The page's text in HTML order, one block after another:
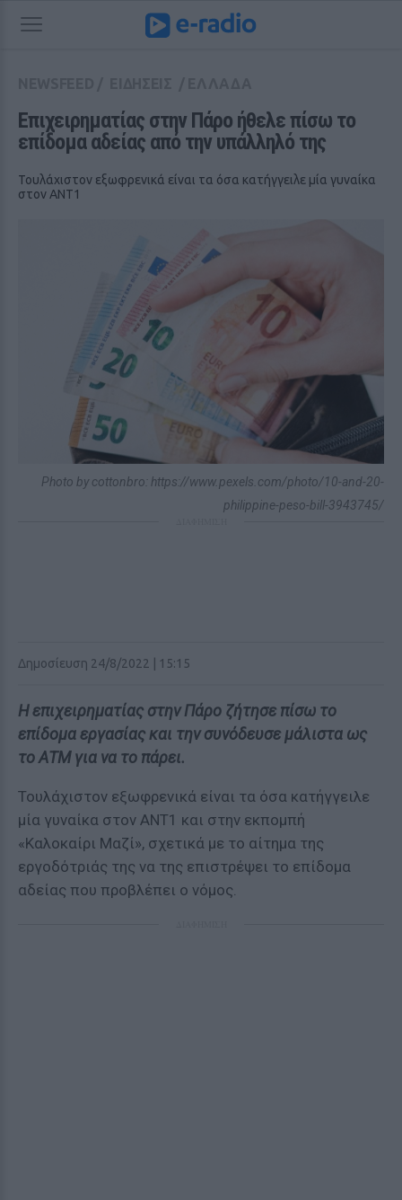
Επιχειρηματίας στην Πάρο ήθελε πίσω το
επίδομα αδείας από την υπάλληλό της
Τουλάχιστον εξωφρενικά είναι τα όσα κατήγγειλε μία γυναίκα
στον ΑΝΤ1
Photo by cottonbro: https://www.pexels.com/photo/10-and-20-
philippine-peso-bill-3943745/
Δημοσίευση 24/8/2022 | 15:15
Η επιχειρηματίας στην Πάρο ζήτησε πίσω το
επίδομα εργασίας και την συνόδευσε μάλιστα ως
το ΑΤΜ για να το πάρει.
Τουλάχιστον εξωφρενικά είναι τα όσα κατήγγειλε
μία γυναίκα στον ΑΝΤ1 και στην εκπομπή
«Καλοκαίρι Μαζί», σχετικά με το αίτημα της
εργοδότριάς της να της επιστρέψει το επίδομα
αδείας που προβλέπει ο νόμος.